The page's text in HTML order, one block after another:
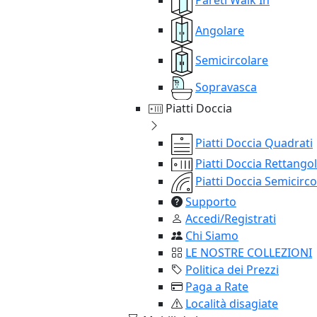
Angolare
Semicircolare
Sopravasca
Piatti Doccia
Piatti Doccia Quadrati
Piatti Doccia
Piatti Doccia
Supporto
Accedi/Registrati
Chi Siamo
LE NOSTRE COLLEZIONI
Politica dei Prezzi
Paga a Rate
Località disagiate